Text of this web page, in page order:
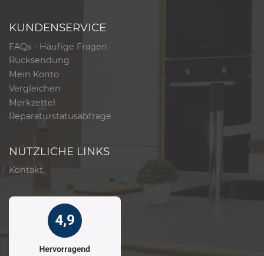
KUNDENSERVICE
FAQs - Häufige Fragen
Rücksendung
Mein Konto
Vergleichen
Merkzettel
Reparaturstatusabfrage
NÜTZLICHE LINKS
Kontakt